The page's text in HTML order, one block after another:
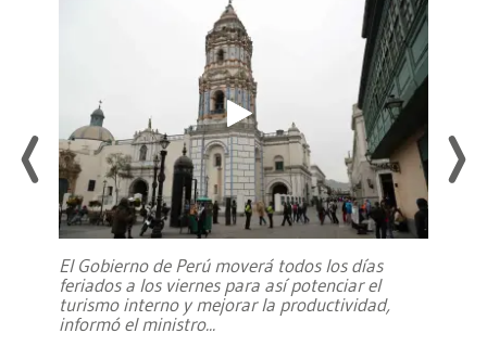
El Gobierno de Perú moverá todos los días
feriados a los viernes para así potenciar el
turismo interno y mejorar la productividad,
informó el ministro...